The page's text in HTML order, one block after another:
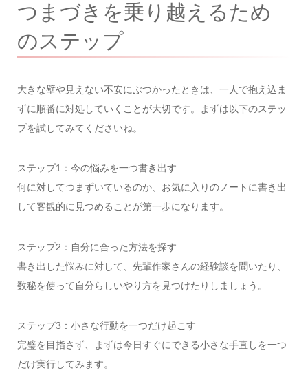
つまづきを乗り越えるため
のステップ
大きな壁や見えない不安にぶつかったときは、一人で抱え込ま
ずに順番に対処していくことが大切です。まずは以下のステッ
プを試してみてくださいね。
ステップ1：今の悩みを一つ書き出す
何に対してつまずいているのか、お気に入りのノートに書き出
して客観的に見つめることが第一歩になります。
ステップ2：自分に合った方法を探す
書き出した悩みに対して、先輩作家さんの経験談を聞いたり、
数秘を使って自分らしいやり方を見つけたりしましょう。
ステップ3：小さな行動を一つだけ起こす
完璧を目指さず、まずは今日すぐにできる小さな手直しを一つ
だけ実行してみます。